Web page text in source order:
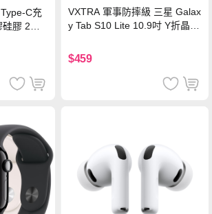
C充
膠 2M
VXTRA 軍事防摔級 三星 Galax
y Tab S10 Lite 10.9吋 Y折晶透
$459